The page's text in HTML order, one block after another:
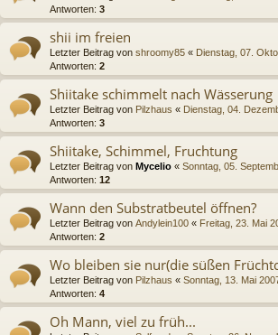
Antworten: 3
shii im freien
Letzter Beitrag von shroomy85 « Dienstag, 07.
Antworten: 2
Shiitake schimmelt nach Wässerung
Letzter Beitrag von Pilzhaus « Dienstag, 04.
Antworten: 3
Shiitake, Schimmel, Fruchtung
Letzter Beitrag von Mycelio « Sonntag, 05.
Antworten: 12
Wann den Substratbeutel öffnen?
Letzter Beitrag von Andylein100 « Freitag, 23. Mai
Antworten: 2
Wo bleiben sie nur(die süßen
Letzter Beitrag von Pilzhaus « Sonntag, 13. Mai
Antworten: 4
Oh Mann, viel zu früh...